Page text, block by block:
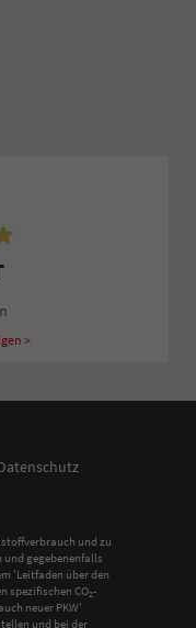
>
und zu
und gegebenenfalls
'Leitfaden über den
spezifischen CO2-
neuer PKW'
und bei der